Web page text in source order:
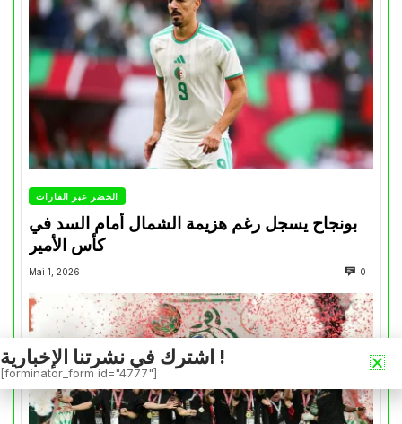
الخضر عبر القارات
بونجاح يسجل رغم هزيمة الشمال أمام السد في
كأس الأمير
Mai 1, 2026 0
اشترك في نشرتنا الإخبارية !
[forminator_form id="4777"]